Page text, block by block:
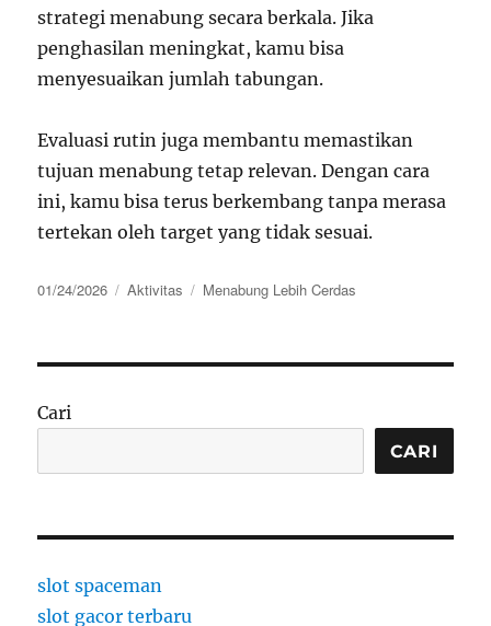
strategi menabung secara berkala. Jika
penghasilan meningkat, kamu bisa
menyesuaikan jumlah tabungan.
Evaluasi rutin juga membantu memastikan
tujuan menabung tetap relevan. Dengan cara
ini, kamu bisa terus berkembang tanpa merasa
tertekan oleh target yang tidak sesuai.
Posted
01/24/2026 Categories
Aktivitas Tags
Menabung Lebih Cerdas
Cari
CARI
slot spaceman
slot gacor terbaru